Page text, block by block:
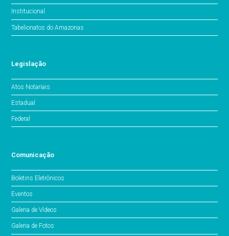
Institucional
Tabelionatos do Amazonas
Legislação
Atos Notariais
Estadual
Federal
Comunicação
Boletins Eletrônicos
Eventos
Galeria de Vídeos
Galeria de Fotos